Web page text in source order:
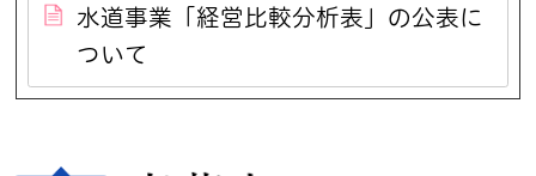
水道事業「経営比較分析表」の公表に
ついて